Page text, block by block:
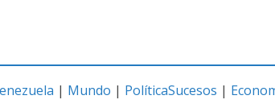
| Mundo | PolíticaSucesos |